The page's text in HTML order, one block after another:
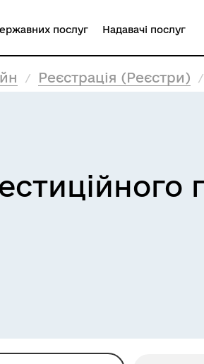
послуг Надавачі послуг
Реєстрація (Реєстри)